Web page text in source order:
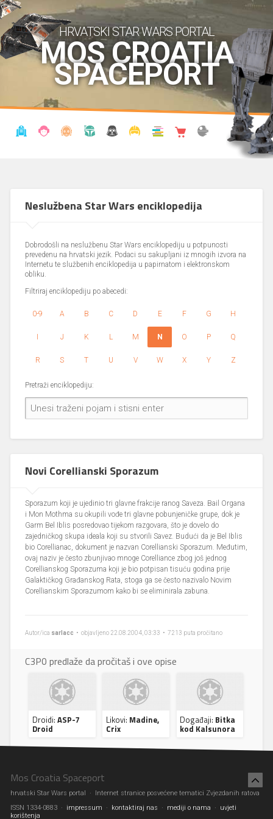
HRVATSKI STAR WARS PORTAL
MOS CROATIA
SPACEPORT
Neslužbena Star Wars enciklopedija
Dobrodošli na neslužbenu Star Wars enciklopediju u potpunosti
prevedenu na hrvatski jezik. Podaci su sakupljani iz mnogih izvora na
Internetu te službenih enciklopedija u papirnatom i elektronskom
obliku.
Filtriraj enciklopediju po abecedi:
0-9 A B C D E F G H
I J K L M N O P Q
R S T U V W X Y Z
Pretraži enciklopediju:
Novi Corellianski Sporazum
Sporazum koji je ujedinio tri glavne frakcije ranog Saveza. Bail Organa
i Mon Mothma su okupili vođe tri glavne pobunjeničke grupe, dok je
Garm Bel Iblis posredovao tijekom razgovara, što je dovelo do
zajedničkog skupa ideala koji su stvorili Savez. Budući da je Bel Iblis
bio Corellianac, dokument je nazvan Corellianski Sporazum. Međutim,
ovaj naziv je često zbunjivao mnoge Corelliance zbog još jednog
Corellianskog Sporazuma koji je bio potpisan tisuću godina prije
Galaktičkog Građanskog Rata, stoga ga se često nazivalo Novim
Corellianskim Sporazumom kako bi se eliminirala zabuna.
Autor/ica sarlacc • objavljeno 22.08.2004, 03:33 • 7213 puta pročitano
C3P0 predlaže da pročitaš i ove opise
Droidi: ASP-7
Droid
Likovi: Madine,
Crix
Događaji: Bitka
kod Kalsunora
Mos Croatia Spaceport
hrvatski Star Wars portal · Internet stranice posvećene tematici Zvjezdanih ratova
ISSN 1334-0883 ·
impressum · kontaktiraj nas · mediji o nama ·
uvjeti
korištenja